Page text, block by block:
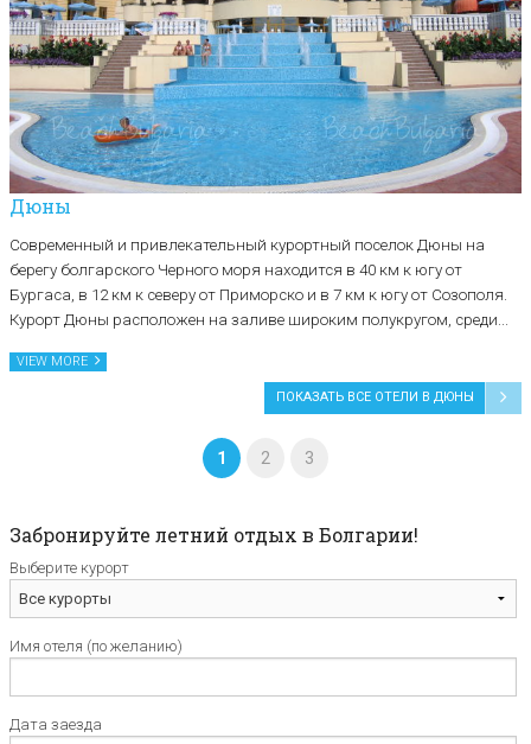
Дюны
Современный и привлекательный курортный поселок Дюны на
берегу болгарского Черного моря находится в 40 км к югу от
Бургаса, в 12 км к северу от Приморско и в 7 км к югу от Созополя.
Курорт Дюны расположен на заливе широким полукругом, среди...
VIEW MORE
ПОКАЗАТЬ ВСЕ ОТЕЛИ В ДЮНЫ
1 2 3
Забронируйте летний отдых в Болгарии!
Выберите курорт
Имя отеля (по желанию)
Дата заезда